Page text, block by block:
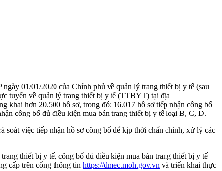
01/01/2020 của Chính phủ về quản lý trang thiết bị y tế (sau
tuyến về quản lý trang thiết bị y tế (TTBYT) tại địa
khai hơn 20.500 hồ sơ, trong đó: 16.017 hồ sơ tiếp nhận công bố
công bố đủ điều kiện mua bán trang thiết bị y tế loại B, C, D.
việc tiếp nhận hồ sơ công bố để kịp thời chấn chỉnh, xử lý các
thiết bị y tế, công bố đủ điều kiện mua bán trang thiết bị y tế
cấp trên cổng thông tin https://dmec.moh.gov.vn và triển khai thực